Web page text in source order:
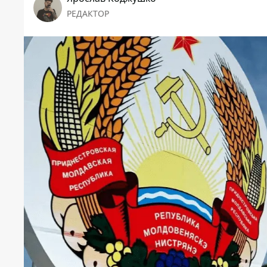
РЕДАКТОР